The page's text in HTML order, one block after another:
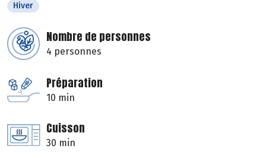
Hiver
Nombre de personnes
4 personnes
Préparation
10 min
Cuisson
30 min